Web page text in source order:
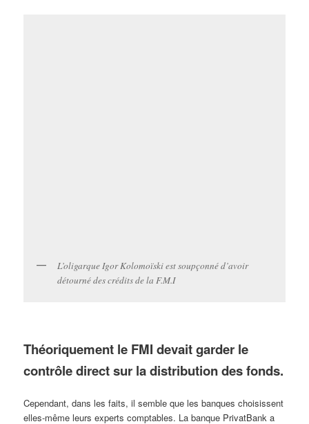
L’oligarque Igor Kolomoïski est soupçonné d’avoir
détourné des crédits de la F.M.I
Théoriquement le FMI devait garder le
contrôle direct sur la distribution des fonds.
Cependant, dans les faits, il semble que les banques choisissent
elles-même leurs experts comptables. La banque PrivatBank a